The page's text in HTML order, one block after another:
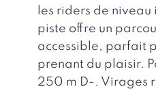
les riders de
piste offre un
accessible, parfait
prenant du plaisir.
250 m D-. Virages